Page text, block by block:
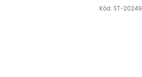
Kód: ST-20249